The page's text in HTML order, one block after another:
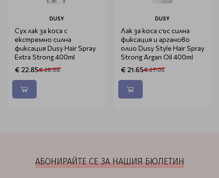
DUSY
Сух лак за коса с
екстремно силна
фиксация Dusy Hair Spray
Extra Strong 400ml
€ 22.85€ 28.58
DUSY
Лак за коса със силна
фиксация и арганово
олио Dusy Style Hair Spray
Strong Argan Oil 400ml
€ 21.65€ 27.05
АБОНИРАЙТЕ СЕ ЗА НАШИЯ БЮЛЕТИН